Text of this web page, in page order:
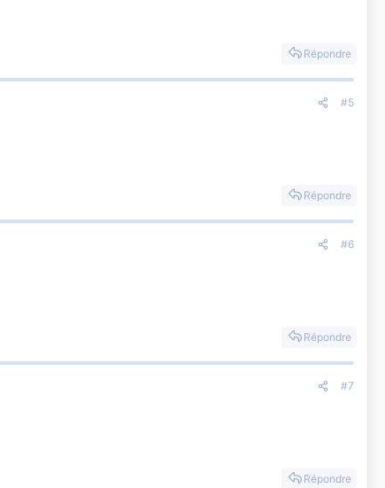
Répondre
#5
Répondre
#6
Répondre
#7
Répondre